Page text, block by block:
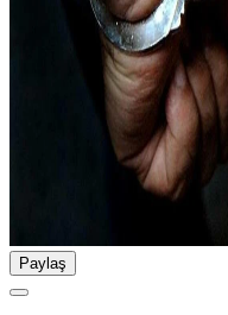
Paylaş